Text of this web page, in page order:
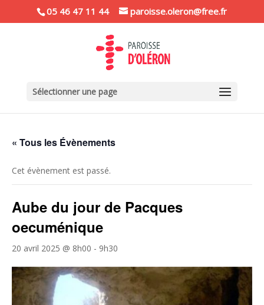
05 46 47 11 44 paroisse.oleron@free.fr
Sélectionner une page
« Tous les Évènements
Cet évènement est passé.
Aube du jour de Pacques
oecuménique
20 avril 2025 @ 8h00 - 9h30